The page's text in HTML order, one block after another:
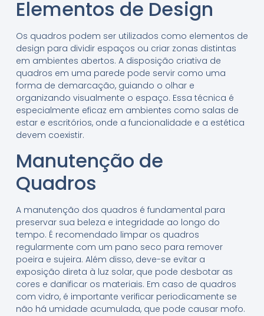
Elementos de Design
Os quadros podem ser utilizados como elementos de
design para dividir espaços ou criar zonas distintas
em ambientes abertos. A disposição criativa de
quadros em uma parede pode servir como uma
forma de demarcação, guiando o olhar e
organizando visualmente o espaço. Essa técnica é
especialmente eficaz em ambientes como salas de
estar e escritórios, onde a funcionalidade e a estética
devem coexistir.
Manutenção de
Quadros
A manutenção dos quadros é fundamental para
preservar sua beleza e integridade ao longo do
tempo. É recomendado limpar os quadros
regularmente com um pano seco para remover
poeira e sujeira. Além disso, deve-se evitar a
exposição direta à luz solar, que pode desbotar as
cores e danificar os materiais. Em caso de quadros
com vidro, é importante verificar periodicamente se
não há umidade acumulada, que pode causar mofo.